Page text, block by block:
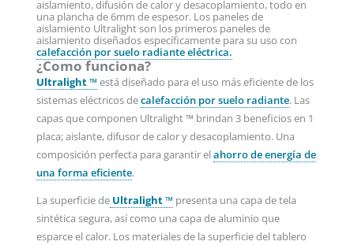
aislamiento, difusión de calor y desacoplamiento, todo en
una plancha de 6mm de espesor. Los paneles de
aislamiento Ultralight son los primeros paneles de
aislamiento diseñados específicamente para su uso con
calefacción por suelo radiante eléctrica.
¿Como funciona?
Ultralight ™está diseñado para el uso más eficiente de los
sistemas eléctricos decalefacción por suelo radiante. Las
capas que componen Ultralight ™ brindan 3 beneficios en 1
placa; aislante, difusor de calor y desacoplamiento. Una
composición perfecta para garantir el ahorro de energía de
una forma eficiente.
La superficie de Ultralight ™presenta una capa de tela
sintética segura, así como una capa de aluminio que
esparce el calor. Los materiales de la superficie del tablero